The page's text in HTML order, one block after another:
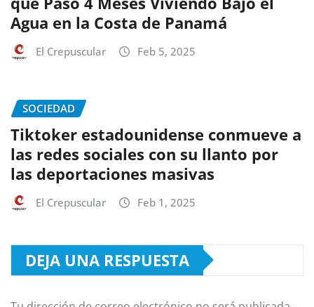
Agua en la Costa de Panamá
El Crepuscular Feb 5, 2025
SOCIEDAD
Tiktoker estadounidense conmueve a
las redes sociales con su llanto por
las deportaciones masivas
El Crepuscular Feb 1, 2025
DEJA UNA RESPUESTA